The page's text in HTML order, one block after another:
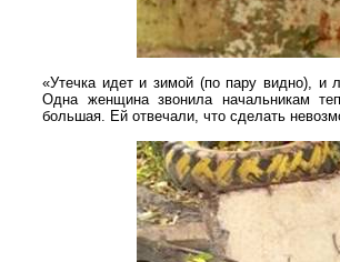
«Утечка идет и зимой (по пару видно), и
Одна женщина звонила начальникам
большая. Ей отвечали, что сделать